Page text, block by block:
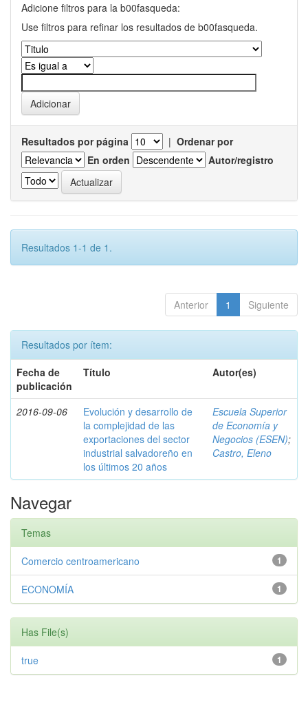
Adicione filtros para la b00fasqueda:
Use filtros para refinar los resultados de b00fasqueda.
Resultados por página | Ordenar por
En orden
Autor/registro
Resultados 1-1 de 1.
Anterior 1 Siguiente
Resultados por ítem:
Fecha de
publicación
Título Autor(es)
2016-09-06
Evolución y desarrollo de
la complejidad de las
exportaciones del sector
industrial salvadoreño en
los últimos 20 años
Escuela Superior
de Economía y
Negocios (ESEN);
Castro, Eleno
Navegar
Temas
1
Comercio centroamericano
1
ECONOMÍA
Has File(s)
1
true